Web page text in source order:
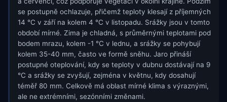
se postupně ochlazuje, přičemž teploty klesají z příjemných
14 °C v září na kolem 4 °C v listopadu. Srážky jsou v tomto
období mírné. Zima je chladná, s průměrnými teplotami pod
bodem mrazu, kolem -1 °C v lednu, a srážky se pohybují
kolem 35-40 mm, často ve formě sněhu. Jaro přináší
postupné oteplování, kdy se teploty v dubnu dostávají na 9
°C a srážky se zvyšují, zejména v květnu, kdy dosahují
téměř 80 mm. Celkově má oblast mírné klima s výraznými,
ale ne extrémními, sezónními změnami.